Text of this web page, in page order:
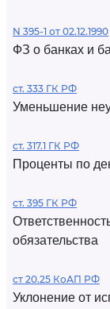
N 395-1 от 02.12.1990
ФЗ о банках и
ст. 333 ГК РФ
Уменьшение
ст. 317.1 ГК РФ
Проценты по
ст. 395 ГК РФ
обязательства
ст 20.25 КоАП РФ
Уклонение от